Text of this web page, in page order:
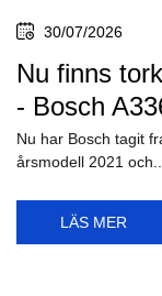
30/07/2026
Nu finns
- Bosch
Nu har Bosch tagit
årsmodell 2021 och...
LÄS MER